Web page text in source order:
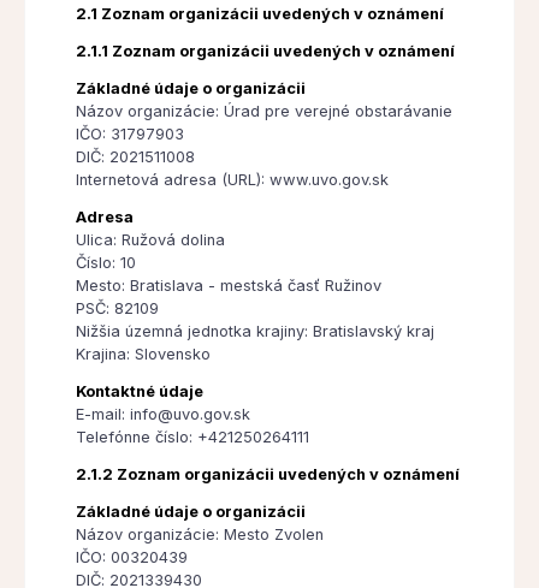
2.1 Zoznam organizácii uvedených v oznámení
2.1.1 Zoznam organizácii uvedených v oznámení
Základné údaje o organizácii
Názov organizácie: Úrad pre verejné obstarávanie
IČO: 31797903
DIČ: 2021511008
Internetová adresa (URL): www.uvo.gov.sk
Adresa
Ulica: Ružová dolina
Číslo: 10
Mesto: Bratislava - mestská časť Ružinov
PSČ: 82109
Nižšia územná jednotka krajiny: Bratislavský kraj
Krajina: Slovensko
Kontaktné údaje
E-mail: info@uvo.gov.sk
Telefónne číslo: +421250264111
2.1.2 Zoznam organizácii uvedených v oznámení
Základné údaje o organizácii
Názov organizácie: Mesto Zvolen
IČO: 00320439
DIČ: 2021339430